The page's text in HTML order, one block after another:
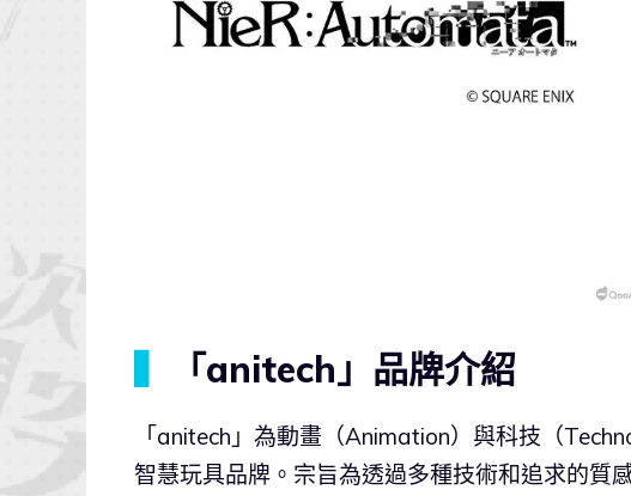
「anitech」品牌介紹
「anitech」為動畫（Animation）與科技（
智慧玩具品牌。宗旨為透過多種技術和追求的質